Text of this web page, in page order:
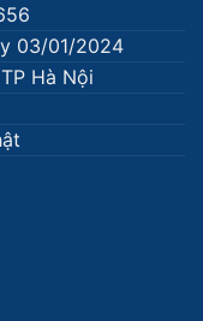
03/01/2024
Hà Nội